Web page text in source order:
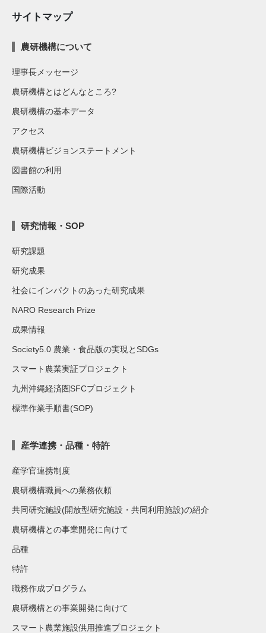
サイトマップ
農研機構について
理事長メッセージ
農研機構とはどんなところ?
農研機構の基本データ
アクセス
農研機構ビジョンステートメント
図書館の利用
国際活動
研究情報・SOP
研究課題
研究成果
社会にインパクトのあった研究成果
NARO Research Prize
成果情報
Society5.0 農業・食品版の実現とSDGs
スマート農業実証プロジェクト
九州沖縄経済圏SFCプロジェクト
標準作業手順書(SOP)
産学連携・品種・特許
産学官連携制度
農研機構職員への業務依頼
共同研究施設(開放型研究施設・共同利用施設)の紹介
農研機構との事業開発に向けて
品種
特許
職務作成プログラム
農研機構との事業開発に向けて
スマート農業施設供用推進プロジェクト